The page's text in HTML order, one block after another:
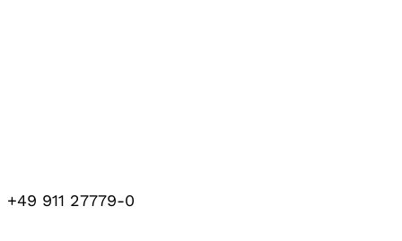
+49 911 27779-0